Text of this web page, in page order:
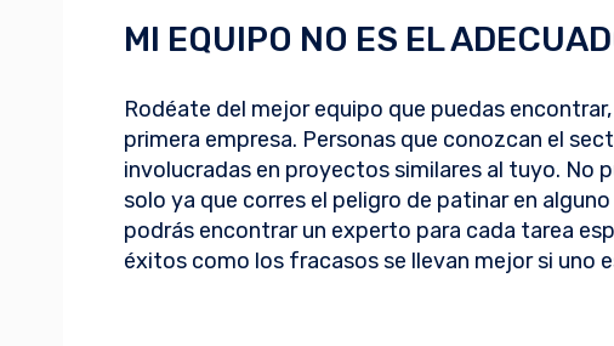
MI EQUIPO NO ES EL
Rodéate del mejor equipo que puedas
primera empresa. Personas que conozcan el
involucradas en proyectos similares al tuyo. No
solo ya que corres el peligro de patinar en
podrás encontrar un experto para cada tarea
éxitos como los fracasos se llevan mejor si uno